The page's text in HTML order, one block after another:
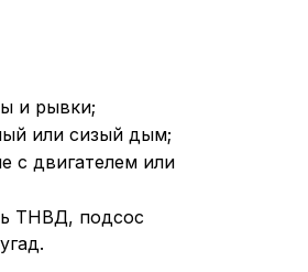
и рывки;
или сизый дым;
ТНВД, подсос
с двигателем или